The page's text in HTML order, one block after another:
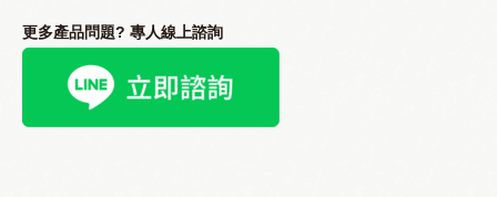
更多產品問題? 專人線上諮詢